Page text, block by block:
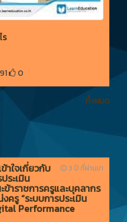
ร
0
ทั้งหมด
3 ปี ที่ผ่านมา
าใจเกี่ยวกับ
ระเมิน
าราชการครูและบุคลากร
ครู “ระบบการประเมิน
Performance